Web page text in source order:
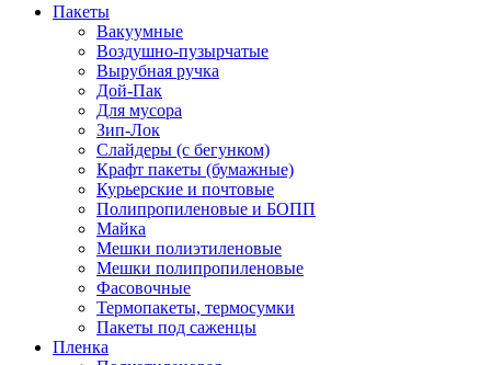
Пакеты
Вакуумные
Воздушно-пузырчатые
Вырубная ручка
Дой-Пак
Для мусора
Зип-Лок
Слайдеры (с бегунком)
Крафт пакеты (бумажные)
Курьерские и почтовые
Полипропиленовые и БОПП
Майка
Мешки полиэтиленовые
Мешки полипропиленовые
Фасовочные
Термопакеты, термосумки
Пакеты под саженцы
Пленка